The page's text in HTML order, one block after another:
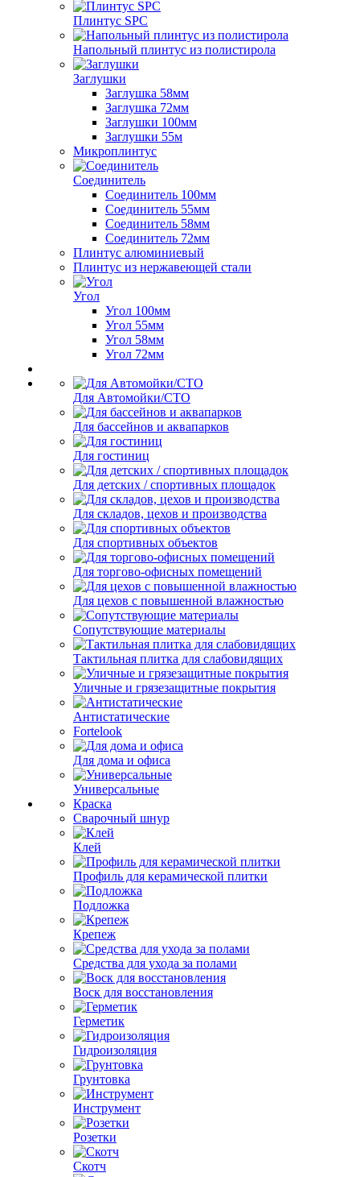
Плинтус SPC
Напольный плинтус из полистирола
Заглушки
Заглушка 58мм
Заглушка 72мм
Заглушки 100мм
Заглушки 55м
Микроплинтус
Соединитель
Соединитель 100мм
Соединитель 55мм
Соединитель 58мм
Соединитель 72мм
Плинтус алюминиевый
Плинтус из нержавеющей стали
Угол
Угол 100мм
Угол 55мм
Угол 58мм
Угол 72мм
Для Автомойки/СТО
Для бассейнов и аквапарков
Для гостиниц
Для детских / спортивных площадок
Для складов, цехов и производства
Для спортивных объектов
Для торгово-офисных помещений
Для цехов с повышенной влажностью
Сопутствующие материалы
Тактильная плитка для слабовидящих
Уличные и грязезащитные покрытия
Антистатические
Fortelook
Для дома и офиса
Универсальные
Краска
Сварочный шнур
Клей
Профиль для керамической плитки
Подложка
Крепеж
Средства для ухода за полами
Воск для восстановления
Герметик
Гидроизоляция
Грунтовка
Инструмент
Розетки
Скотч